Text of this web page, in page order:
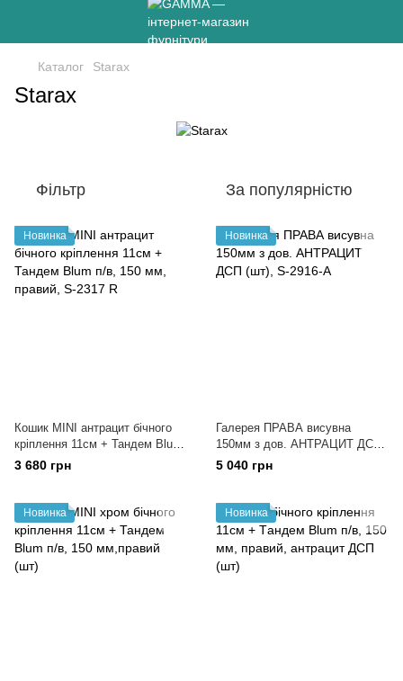
Каталог Starax
Starax
Фільтр За популярністю
Новинка
Кошик MINI антрацит бічного
кріплення 11см + Тандем Blum
п/в, 150 мм, правий, S-2317 R
3 680 грн
Новинка
Галерея ПРАВА висувна
150мм з дов. АНТРАЦИТ ДСП
(шт), S-2916-А
5 040 грн
Новинка Новинка